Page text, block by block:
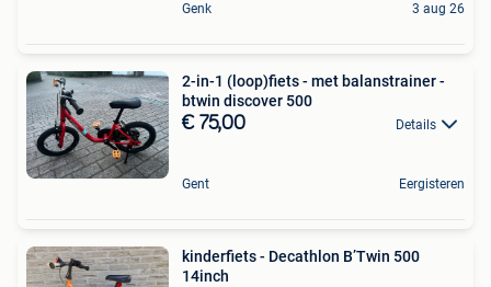
Genk 3 aug 26
2-in-1 (loop)fiets - met balanstrainer -
btwin discover 500
€ 75,00 Details
Gent Eergisteren
kinderfiets - Decathlon B’Twin 500
14inch